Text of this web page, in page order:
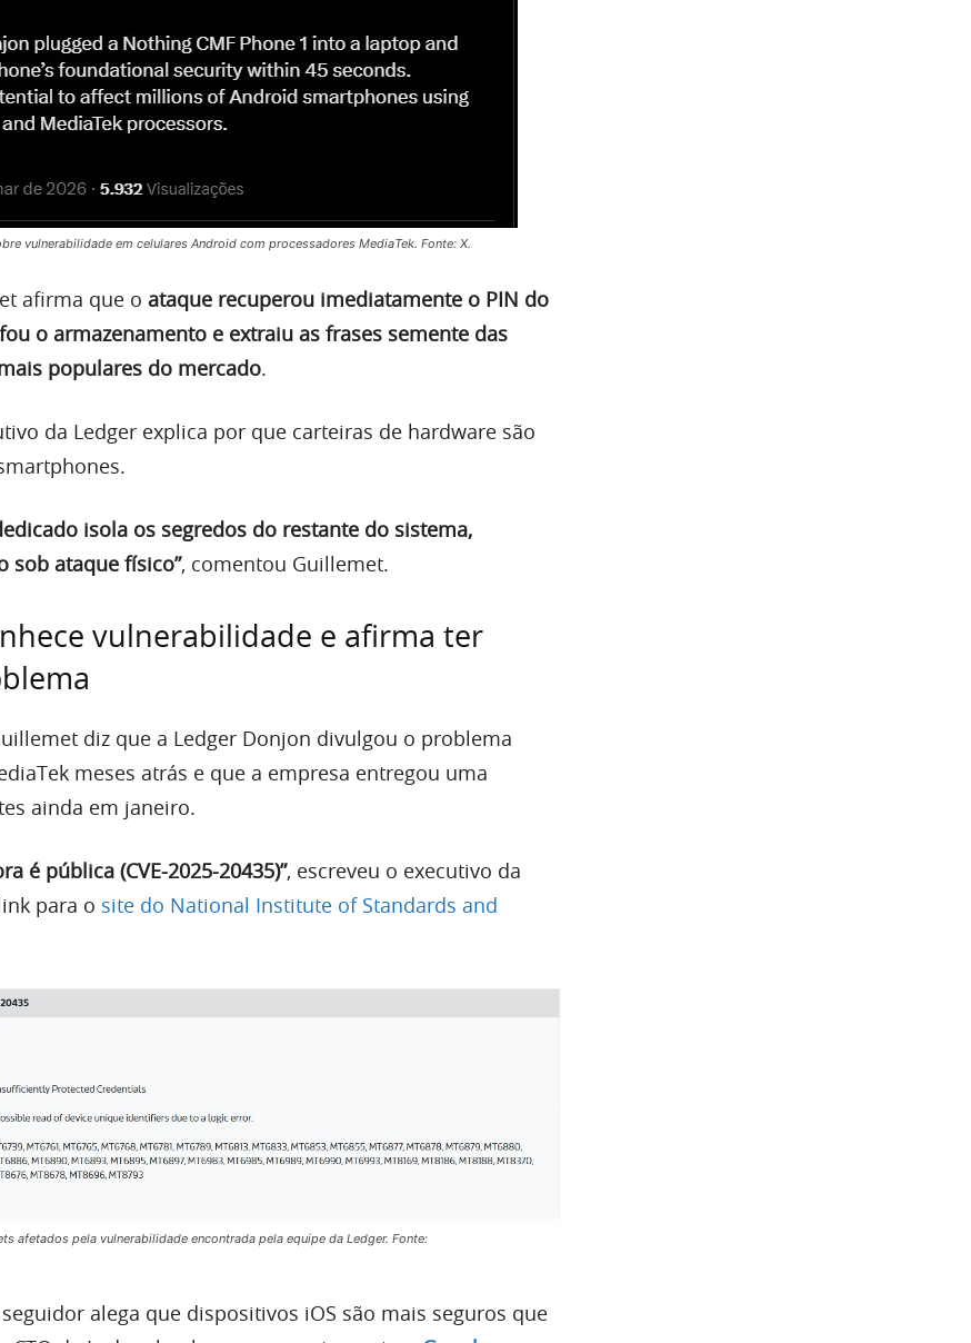
vulnerabilidade em celulares Android com processadores MediaTek. Fonte: X.
afirma que o ataque recuperou imediatamente o PIN do
o armazenamento e extraiu as frases semente das
populares do mercado.
da Ledger explica por que carteiras de hardware são
isola os segredos do restante do sistema,
sob ataque físico”, comentou Guillemet.
vulnerabilidade e afirma ter
diz que a Ledger Donjon divulgou o problema
meses atrás e que a empresa entregou uma
ainda em janeiro.
é pública (CVE-2025-20435)”, escreveu o executivo da
para o site do National Institute of Standards and
afetados pela vulnerabilidade encontrada pela equipe da Ledger. Fonte:
alega que dispositivos iOS são mais seguros que